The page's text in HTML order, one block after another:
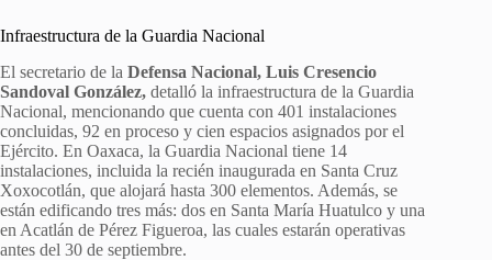
Infraestructura de la Guardia Nacional
El secretario de la Defensa Nacional, Luis Cresencio
Sandoval González, detalló la infraestructura de la Guardia
Nacional, mencionando que cuenta con 401 instalaciones
concluidas, 92 en proceso y cien espacios asignados por el
Ejército. En Oaxaca, la Guardia Nacional tiene 14
instalaciones, incluida la recién inaugurada en Santa Cruz
Xoxocotlán, que alojará hasta 300 elementos. Además, se
están edificando tres más: dos en Santa María Huatulco y una
en Acatlán de Pérez Figueroa, las cuales estarán operativas
antes del 30 de septiembre.